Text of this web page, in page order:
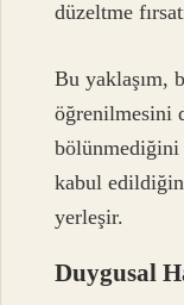
düzeltme
Bu yaklaşım,
öğrenilmesini
bölünmediğini
kabul
yerleşir.
Duygusal